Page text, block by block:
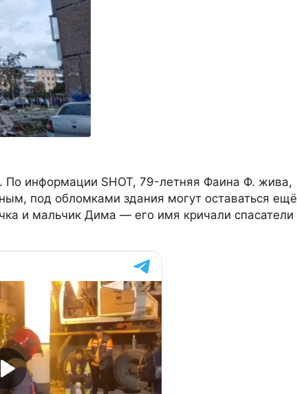
информации SHOT, 79-летняя Фаина Ф. жива,
под обломками здания могут оставаться ещë
и мальчик Дима — его имя кричали спасатели